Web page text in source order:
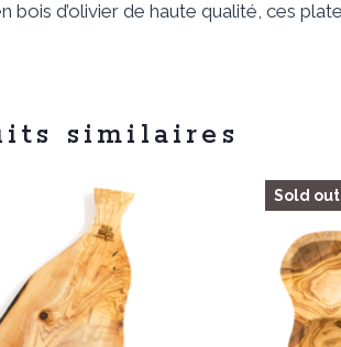
bois d’olivier de haute qualité, ces
similaires
Sold